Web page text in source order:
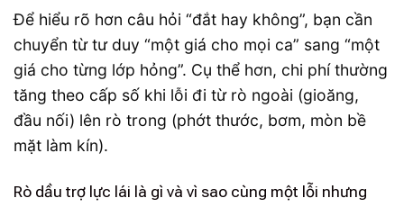
Để hiểu rõ hơn câu hỏi “đắt hay không”, bạn cần
chuyển từ tư duy “một giá cho mọi ca” sang “một
giá cho từng lớp hỏng”. Cụ thể hơn, chi phí thường
tăng theo cấp số khi lỗi đi từ rò ngoài (gioăng,
đầu nối) lên rò trong (phớt thước, bơm, mòn bề
mặt làm kín).
Rò dầu trợ lực lái là gì và vì sao cùng một lỗi nhưng